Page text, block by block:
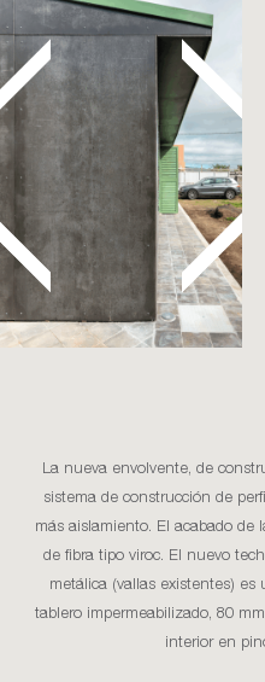
La nueva envolvente, de
sistema de construcción de
más aislamiento. El acabado de
de fibra tipo viroc. El nuevo
metálica (vallas existentes)
tablero impermeabilizado, 80
interior en